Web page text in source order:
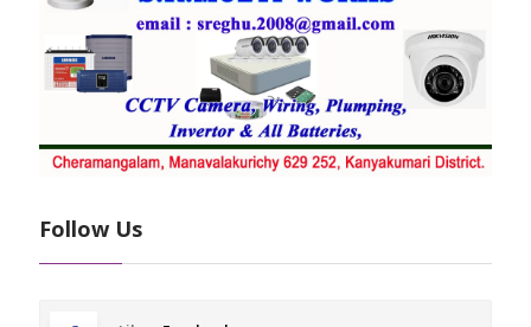
Follow Us